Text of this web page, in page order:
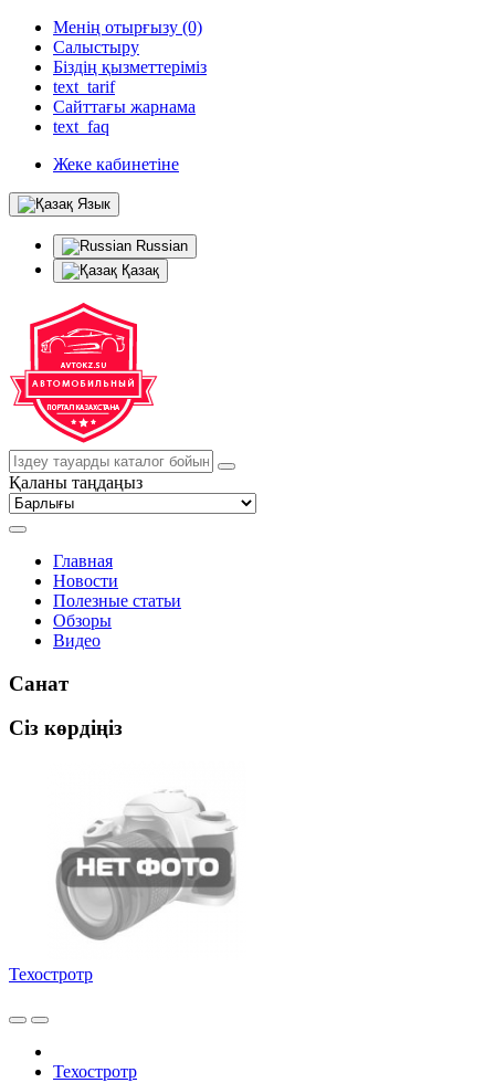
Менің отырғызу (0)
Салыстыру
Біздің қызметтеріміз
text_tarif
Сайттағы жарнама
text_faq
Жеке кабинетіне
Язык
Russian
Қазақ
Қаланы таңдаңыз
Главная
Новости
Полезные статьи
Обзоры
Видео
Санат
Сіз көрдіңіз
Техостротр
Техостротр